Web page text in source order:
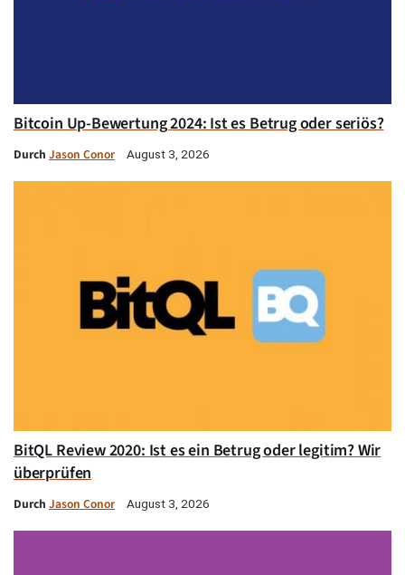
Bitcoin Up-Bewertung 2024: Ist es Betrug oder seriös?
Durch Jason Conor August 3, 2026
BitQL Review 2020: Ist es ein Betrug oder legitim? Wir
überprüfen
Durch Jason Conor August 3, 2026